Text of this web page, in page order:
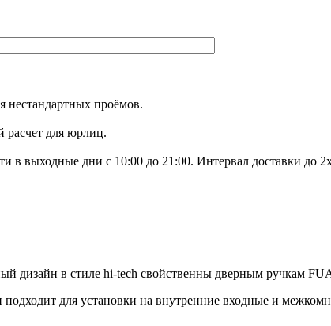
нестандартных проёмов.
расчет для юрлиц.
в выходные дни с 10:00 до 21:00. Интервал доставки до
дизайн в стиле hi-tech свойственны дверным ручкам
для установки на внутренние входные и